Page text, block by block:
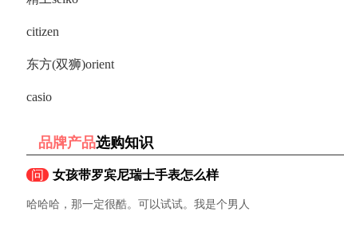
citizen
东方(双狮)orient
casio
品牌产品选购知识
问 女孩带罗宾尼瑞士手表怎么样
哈哈哈，那一定很酷。可以试试。我是个男人